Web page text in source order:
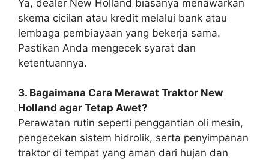
Ya, dealer New Holland biasanya menawarkan
skema cicilan atau kredit melalui bank atau
lembaga pembiayaan yang bekerja sama.
Pastikan Anda mengecek syarat dan
ketentuannya.
3. Bagaimana Cara Merawat Traktor New
Holland agar Tetap Awet?
Perawatan rutin seperti penggantian oli mesin,
pengecekan sistem hidrolik, serta penyimpanan
traktor di tempat yang aman dari hujan dan